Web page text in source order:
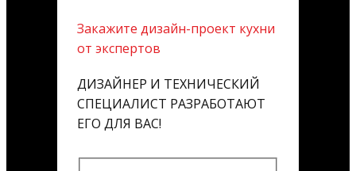
Закажите дизайн-проект кухни
от экспертов
ДИЗАЙНЕР И ТЕХНИЧЕСКИЙ
СПЕЦИАЛИСТ РАЗРАБОТАЮТ
ЕГО ДЛЯ ВАС!